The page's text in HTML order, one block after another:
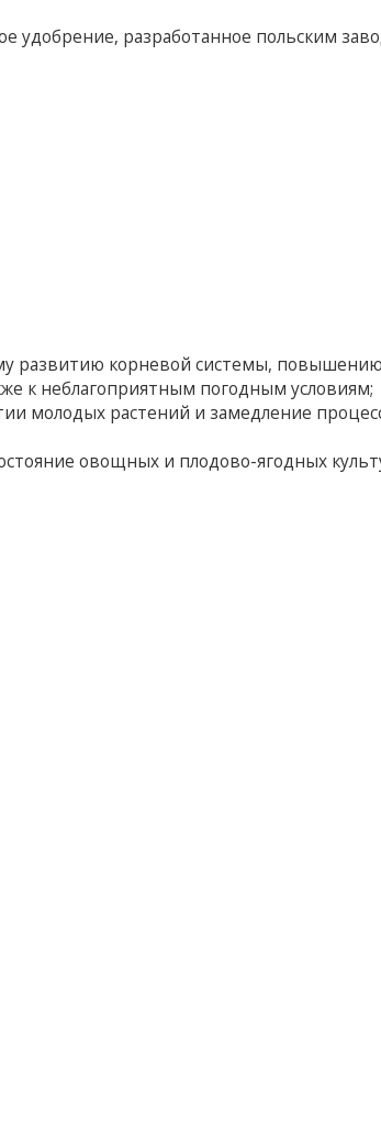
удобрение, разработанное польским
развитию корневой системы, повышению
к неблагоприятным погодным условиям;
молодых растений и замедление
овощных и плодово-ягодных